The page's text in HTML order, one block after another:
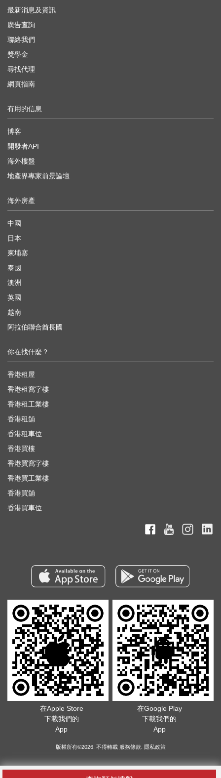
最新消息及資訊
廣告查詢
聯絡我們
獎學金
尋找代理
網頁指南
有用的信息
博客
開發者API
海外樓盤
地產界專家前景論壇
海外房產
中國
日本
柬埔寨
泰國
澳洲
英國
越南
阿拉伯聯合酋長國
你在找什麼？
香港租屋
香港租寫字樓
香港租工業樓
香港租舖
香港租車位
香港買樓
香港買寫字樓
香港買工業樓
香港買舖
香港買車位
在Apple Store
下載我們的
App
在Google Play
下載我們的
App
版權所有©2026. 不得轉載 服務條款 隱私政策